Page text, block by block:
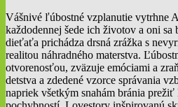
Vášnivé ľúbostné vzplanutie vytrhne
každodennej šede ich životov a oni
dieťaťa prichádza drsná zrážka s
realitou náhradného materstva.
otvorenosťou, zväzuje emóciami a
detstva a zdedené vzorce správania
napriek všetkým snahám bránia prežiť